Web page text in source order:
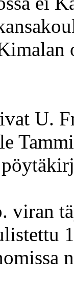
U.
viran